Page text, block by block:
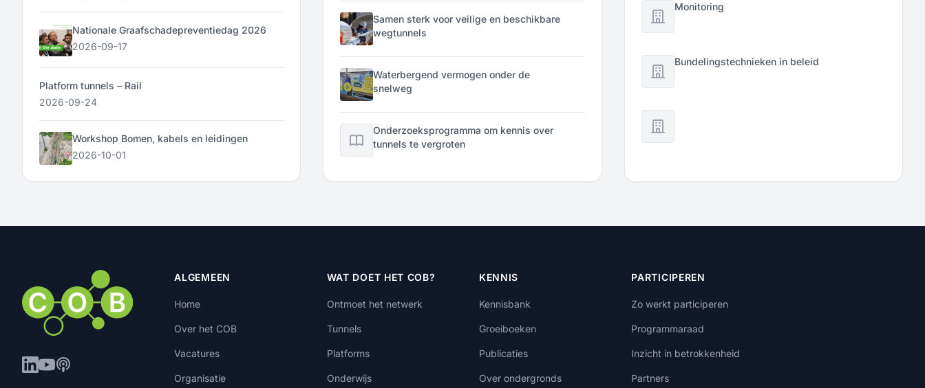
Nationale Graafschadepreventiedag 2026
2026-09-17
Platform tunnels – Rail
2026-09-24
Workshop Bomen, kabels en leidingen
2026-10-01
Samen sterk voor veilige en beschikbare
wegtunnels
Waterbergend vermogen onder de
snelweg
Onderzoeksprogramma om kennis over
tunnels te vergroten
Monitoring
Bundelingstechnieken in beleid
ALGEMEEN
Home
Over het COB
Vacatures
Organisatie
WAT DOET HET COB?
Ontmoet het netwerk
Tunnels
Platforms
Onderwijs
KENNIS
Kennisbank
Groeiboeken
Publicaties
Over ondergronds
PARTICIPEREN
Zo werkt participeren
Programmaraad
Inzicht in betrokkenheid
Partners